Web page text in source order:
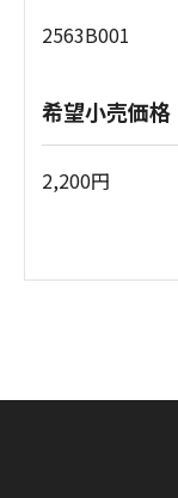
2563B001
希望小売価格
2,200円